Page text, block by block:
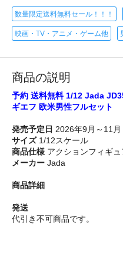
数量限定送料無料セール！！！
映画・TV・アニメ・ゲーム他
商品の説明
予約 送料無料 1/12 Jada
ギエフ 欧米男性フルセット
発売予定日 2026年9月～11月
サイズ1/12スケール
商品仕様 アクションフィギュ
メーカー Jada
商品詳細
発送
代引き不可商品です。